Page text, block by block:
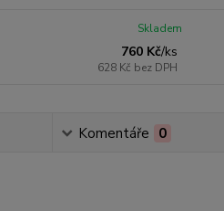
760 Kč/ks
628 Kč bez DPH
Skladem
Komentáře 0